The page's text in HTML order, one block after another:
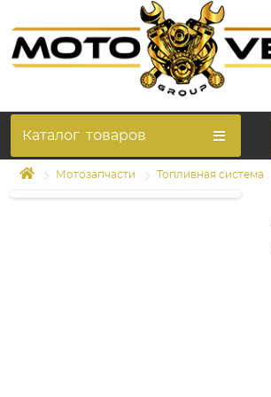
Каталог товаров
Мотозапчасти Топливная система